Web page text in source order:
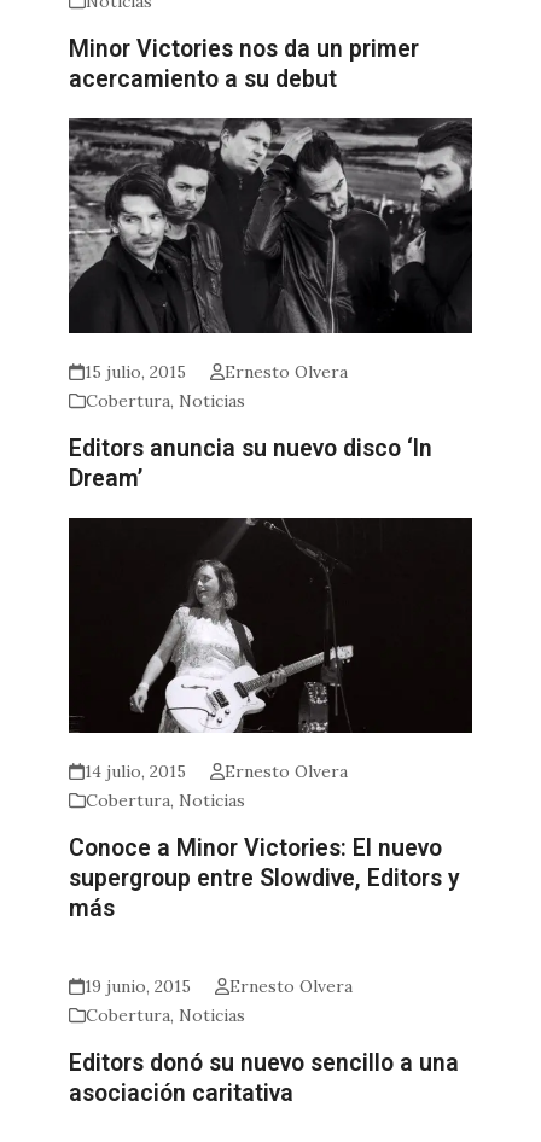
Minor Victories nos da un primer
acercamiento a su debut
15 julio, 2015
Ernesto Olvera
Cobertura, Noticias
Editors anuncia su nuevo disco ‘In
Dream’
14 julio, 2015
Ernesto Olvera
Cobertura, Noticias
Conoce a Minor Victories: El nuevo
supergroup entre Slowdive, Editors y
más
19 junio, 2015
Ernesto Olvera
Cobertura, Noticias
Editors donó su nuevo sencillo a una
asociación caritativa